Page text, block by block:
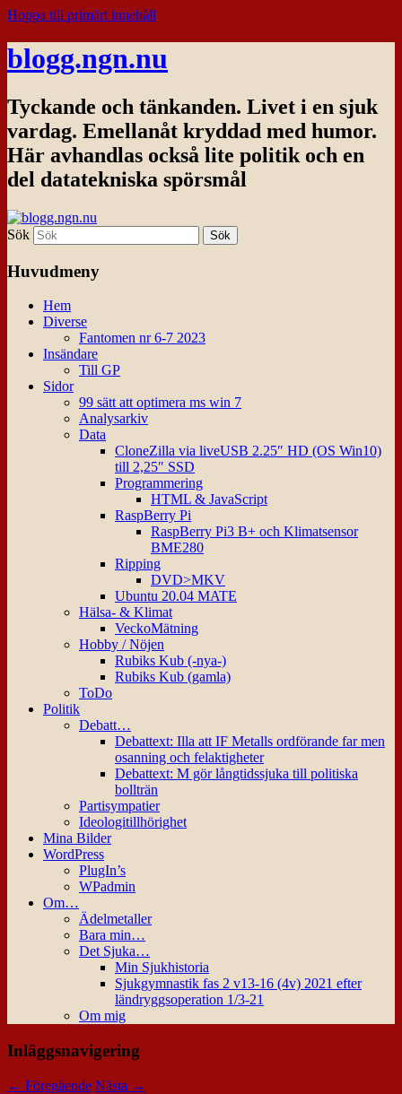
Hoppa till primärt innehåll
blogg.ngn.nu
Tyckande och tänkanden. Livet i en sjuk
vardag. Emellanåt kryddad med humor.
Här avhandlas också lite politik och en
del datatekniska spörsmål
Sök
Huvudmeny
Hem
Diverse
Fantomen nr 6-7 2023
Insändare
Till GP
Sidor
99 sätt att optimera ms win 7
Analysarkiv
Data
CloneZilla via liveUSB 2.25″ HD (OS Win10)
till 2,25″ SSD
Programmering
HTML & JavaScript
RaspBerry Pi
RaspBerry Pi3 B+ och Klimatsensor
BME280
Ripping
DVD>MKV
Ubuntu 20.04 MATE
Hälsa- & Klimat
VeckoMätning
Hobby / Nöjen
Rubiks Kub (-nya-)
Rubiks Kub (gamla)
ToDo
Politik
Debatt…
Debattext: Illa att IF Metalls ordförande far men
osanning och felaktigheter
Debattext: M gör långtidssjuka till politiska
bollträn
Partisympatier
Ideologitillhörighet
Mina Bilder
WordPress
PlugIn’s
WPadmin
Om…
Ädelmetaller
Bara min…
Det Sjuka…
Min Sjukhistoria
Sjukgymnastik fas 2 v13-16 (4v) 2021 efter
ländryggsoperation 1/3-21
Om mig
Inläggsnavigering
← Föregående Nästa →